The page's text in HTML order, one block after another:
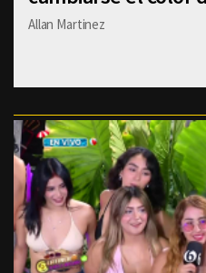
Allan Martinez